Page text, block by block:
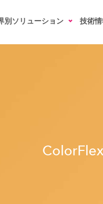
別ソリューション 技術